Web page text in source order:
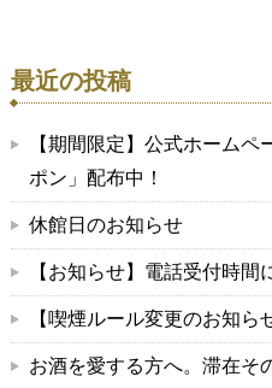
最近の投稿
【期間限定】公式ホーム
ポン」配布中！
休館日のお知らせ
【お知らせ】電話受付時間
【喫煙ルール変更のお知ら
お酒を愛する方へ。滞在そ